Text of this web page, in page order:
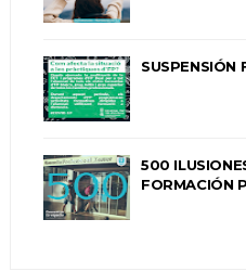
SUSPENSIÓN
500
FORMACIÓN